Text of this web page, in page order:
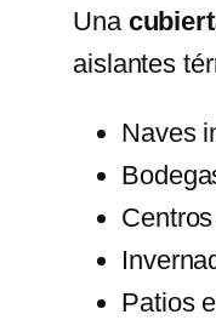
Una
aislantes
Naves
Patios